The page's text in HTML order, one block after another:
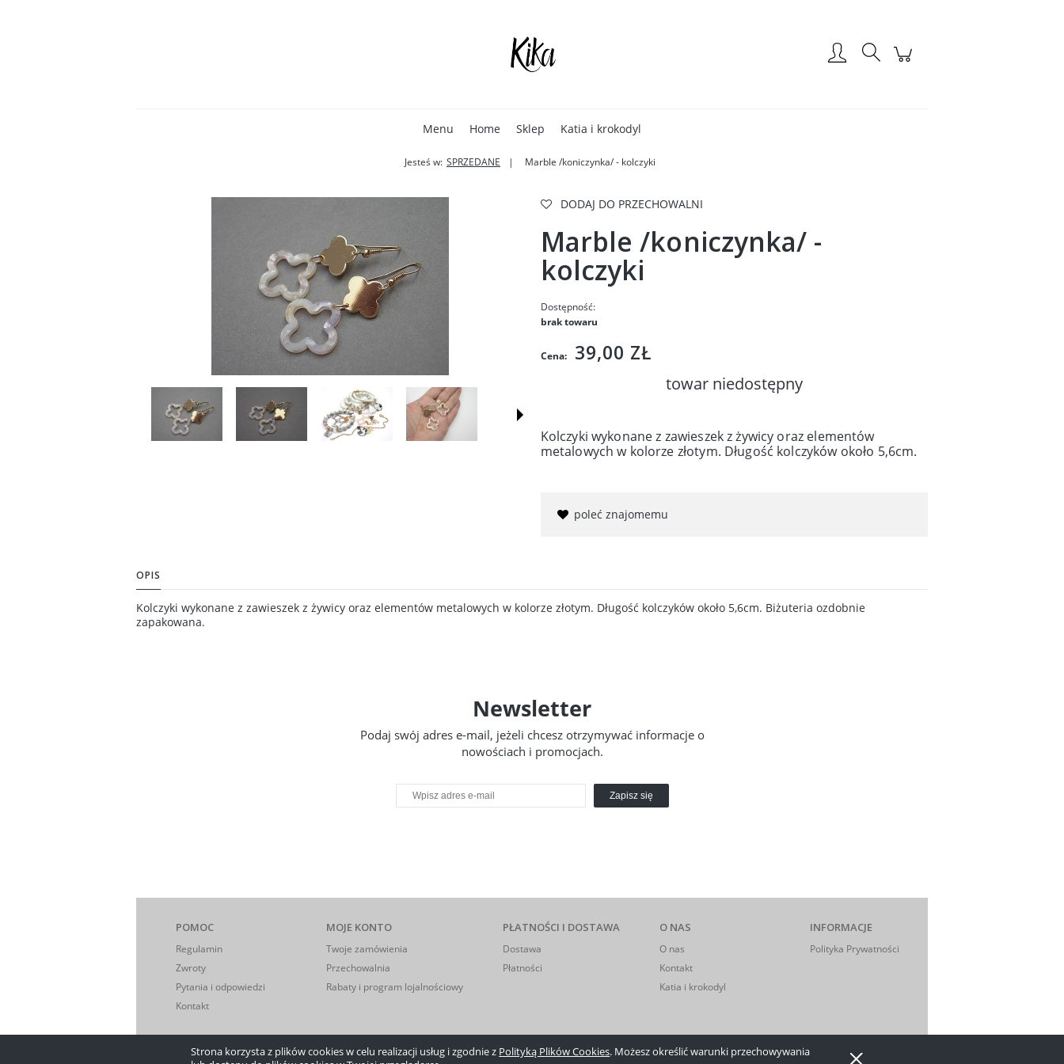
Strona korzysta z plików cookies w celu realizacji usług i zgodnie z Polityką Plików Cookies. Możesz określić warunki przechowywania
Menu Home Sklep Katia i krokodyl
Jesteś w: SPRZEDANE Marble /koniczynka/ - kolczyki
DODAJ DO PRZECHOWALNI
Marble /koniczynka/ -
kolczyki
Dostępność:
brak towaru
Cena: 39,00 ZŁ
towar niedostępny
Kolczyki wykonane z zawieszek z żywicy oraz elementów
metalowych w kolorze złotym. Długość kolczyków około 5,6cm.
poleć znajomemu
OPIS
Kolczyki wykonane z zawieszek z żywicy oraz elementów metalowych w kolorze złotym. Długość kolczyków około 5,6cm. Biżuteria ozdobnie
zapakowana.
Newsletter
Podaj swój adres e-mail, jeżeli chcesz otrzymywać informacje o
nowościach i promocjach.
Zapisz się
POMOC
Regulamin
Zwroty
Pytania i odpowiedzi
Kontakt
MOJE KONTO
Twoje zamówienia
Przechowalnia
Rabaty i program lojalnościowy
PŁATNOŚCI I DOSTAWA
Dostawa
Płatności
O NAS
O nas
Kontakt
Katia i krokodyl
INFORMACJE
Polityka Prywatności